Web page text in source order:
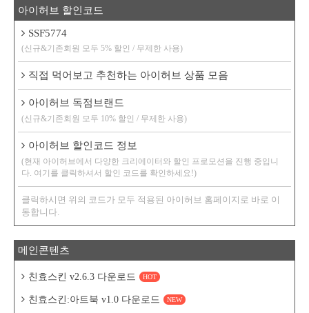
아이허브 할인코드
SSF5774
(신규&기존회원 모두 5% 할인 / 무제한 사용)
직접 먹어보고 추천하는 아이허브 상품 모음
아이허브 독점브랜드
(신규&기존회원 모두 10% 할인 / 무제한 사용)
아이허브 할인코드 정보
(현재 아이허브에서 다양한 크리에이터와 할인 프로모션을 진행 중입니
다. 여기를 클릭하셔서 할인 코드를 확인하세요!)
클릭하시면 위의 코드가 모두 적용된 아이허브 홈페이지로 바로 이
동합니다.
메인콘텐츠
친효스킨 v2.6.3 다운로드 HOT
친효스킨:아트북 v1.0 다운로드 NEW